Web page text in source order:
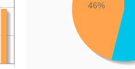
46%